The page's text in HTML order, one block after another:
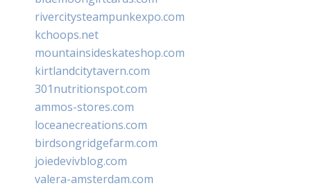
rivercitysteampunkexpo.com
kchoops.net
mountainsideskateshop.com
kirtlandcitytavern.com
301nutritionspot.com
ammos-stores.com
loceanecreations.com
birdsongridgefarm.com
joiedevivblog.com
valera-amsterdam.com